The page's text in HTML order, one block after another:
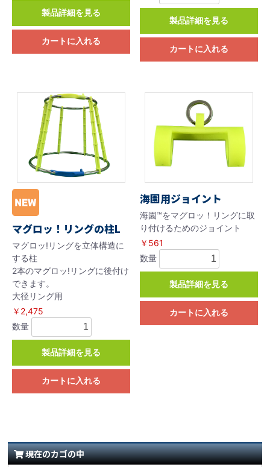
現在のカゴの中
製品詳細を見る
カートに入れる
製品詳細を見る
カートに入れる
マグロッ！リングの柱L
マグロッ!リングを立体構造に
する柱
2本のマグロッ!リングに後付け
できます。
大径リング用
￥2,475
数量
製品詳細を見る
カートに入れる
海園用ジョイント
海園™をマグロッ！リングに取
り付けるためのジョイント
￥561
数量
製品詳細を見る
カートに入れる